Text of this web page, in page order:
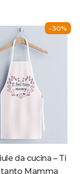
-30%
da cucina – Ti
Mamma